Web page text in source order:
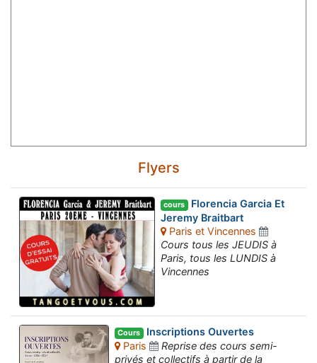
Flyers
cours Florencia Garcia Et
Jeremy Braitbart
Paris et Vincennes
Cours tous les JEUDIS à
Paris, tous les LUNDIS à
Vincennes
Cours Inscriptions Ouvertes
Paris
Reprise des cours semi-
privés et collectifs à partir de la